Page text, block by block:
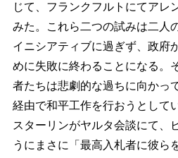
じて、フランクフルトにてアレ
みた。これら二つの試みは二人
イニシアティブに過ぎず、政府
めに失敗に終わることになる。
者たちは悲劇的な過ちに向かっ
経由で和平工作を行おうとして
スターリンがヤルタ会談にて、
うにまさに「最高入札者に彼ら